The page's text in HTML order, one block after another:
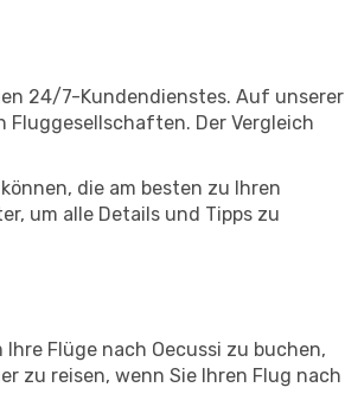
24/7-Kundendienstes. Auf unserer
Fluggesellschaften. Der Vergleich
die am besten zu Ihren
um alle Details und Tipps zu
Flüge nach Oecussi zu buchen,
zu reisen, wenn Sie Ihren Flug nach